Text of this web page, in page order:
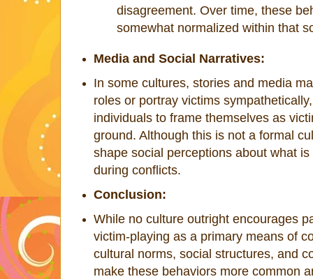
disagreement. Over time, these
somewhat normalized within that
Media and Social Narratives:
In some cultures, stories and media
roles or portray victims
individuals to frame themselves as
ground. Although this is not a formal
shape social perceptions about what
during conflicts.
Conclusion:
While no culture outright encourages
victim-playing as a primary means of
cultural norms, social structures, and
make these behaviors more common